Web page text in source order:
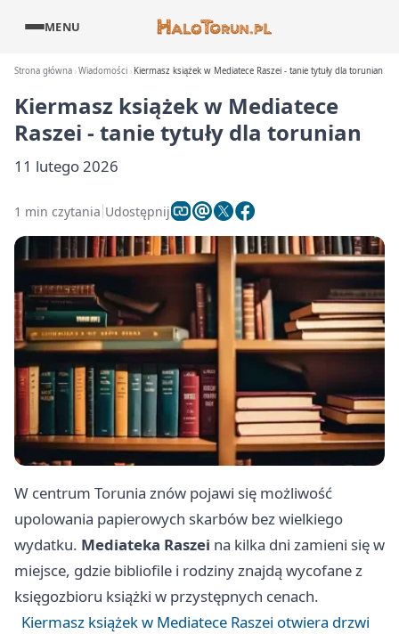
MENU
Strona główna Wiadomości Kiermasz książek w Mediatece Raszei - tanie tytuły dla torunian
Kiermasz książek w Mediatece
Raszei - tanie tytuły dla torunian
11 lutego 2026
1 min czytania Udostępnij
W centrum Torunia znów pojawi się możliwość
upolowania papierowych skarbów bez wielkiego
wydatku. Mediateka Raszei na kilka dni zamieni się w
miejsce, gdzie bibliofile i rodziny znajdą wycofane z
księgozbioru książki w przystępnych cenach.
Kiermasz książek w Mediatece Raszei otwiera drzwi